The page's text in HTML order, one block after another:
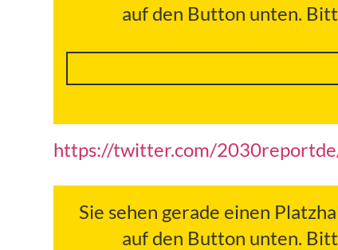
auf den Button unten.
https://twitter.com/
Sie sehen gerade einen
auf den Button unten.